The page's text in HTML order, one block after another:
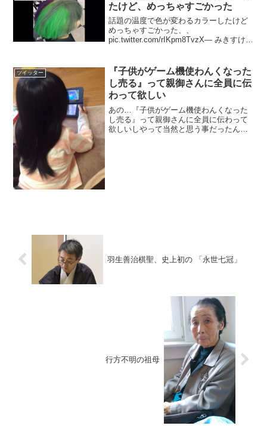
たけど、めっちゃすごかった
話題の温度で色が変わるカラーしたけど
めっちゃすごかった、、
pic.twitter.com/rIKpm8TvzX— みきすけ
ツイッター
『子供がゲーム機使わんくなった
し売る』って親御さんに全員に伝
わって欲しい
あの…『子供がゲーム機使わんくなった
し売る』って親御さんに全員に伝わって
欲しいしやって当然と思う事だったんで
羽生善治棋聖、史上初の 「永世七冠」
行方不明の祖母